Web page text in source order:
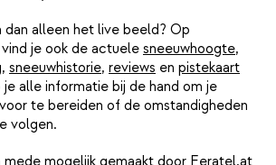
alleen het live beeld? Op
je ook de actuele sneeuwhoogte,
, sneeuwhistorie, reviews en pistekaart
je alle informatie bij de hand om je
te bereiden of de omstandigheden
volgen.
mogelijk gemaakt door Feratel.at